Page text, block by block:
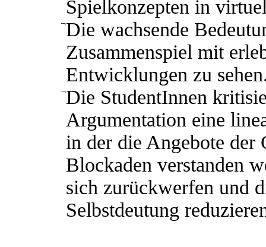
Spielkonzepten in
¬Die wachsende
Zusammenspiel mit
Entwicklungen zu
¬Die StudentInnen
Argumentation eine
in der die Angebote der
Blockaden verstanden
sich zurückwerfen und
Selbstdeutung